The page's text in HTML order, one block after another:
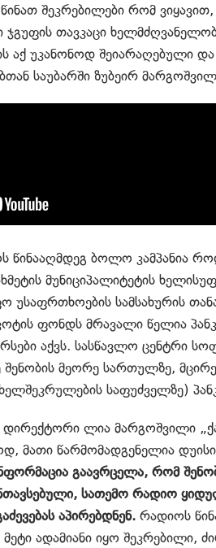
შეკრებილები რომ ვიყავით,
ჯგუფის თავკაცი
აქ უკანონოდ შეიარაღებული
საუბარში ზუბეირ
წინააღმდეგ ბოლო კამპანია
მუნიციპალიტეტის
უსაფრთხოების სამსახურის
ფონდს მრავალი წელია
აქვს. სასწავლო ცენტრი
შენობის მეორე სართულზე,
საფუძველზე)
ლია მარგოშვილი
მათი წარმომადგენელია
გაავრცელა, რომ
სათემო რადიო
აპირებდნენ. რადიოს
მეტი ადამიანი იყო შეკრებილი,